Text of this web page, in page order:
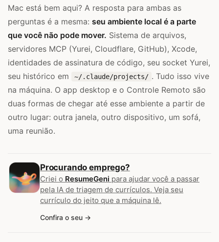
Mac está bem aqui? A resposta para ambas as
perguntas é a mesma: seu ambiente local é a parte
que você não pode mover. Sistema de arquivos,
servidores MCP (Yurei, Cloudflare, GitHub), Xcode,
identidades de assinatura de código, seu socket Yurei,
seu histórico em
~/.claude/projects/ . Tudo isso vive
na máquina. O app desktop e o Controle Remoto são
duas formas de chegar até esse ambiente a partir de
outro lugar: outra janela, outro dispositivo, um sofá,
uma reunião.
Procurando emprego?
Criei o ResumeGeni para ajudar você a passar
pela IA de triagem de currículos. Veja seu
currículo do jeito que a máquina lê.
Confira o seu